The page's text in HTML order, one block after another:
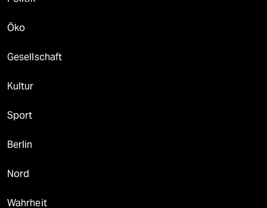
Öko
Gesellschaft
Kultur
Sport
Berlin
Nord
Wahrheit